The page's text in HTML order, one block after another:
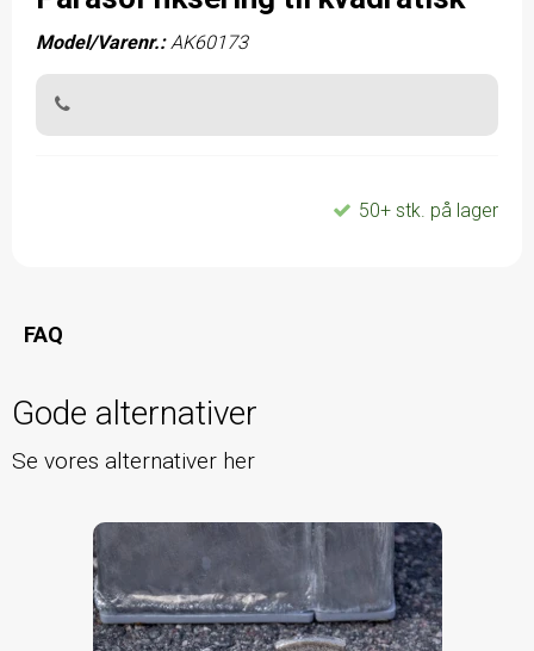
Model/Varenr.: AK60173
50+ stk. på lager
FAQ
Gode alternativer
Se vores alternativer her